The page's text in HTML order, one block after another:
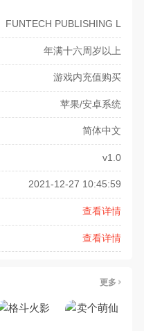
FUNTECH PUBLISHING L
年满十六周岁以上
游戏内充值购买
苹果/安卓系统
简体中文
v1.0
2021-12-27 10:45:59
查看详情
查看详情
更多